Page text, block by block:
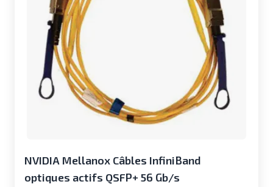
NVIDIA Mellanox Câbles InfiniBand
optiques actifs QSFP+ 56 Gb/s